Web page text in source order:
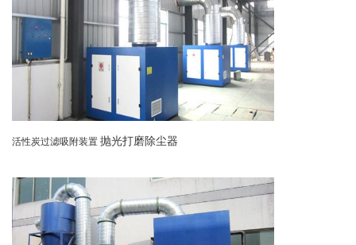
活性炭过滤吸附装置 抛光打磨除尘器